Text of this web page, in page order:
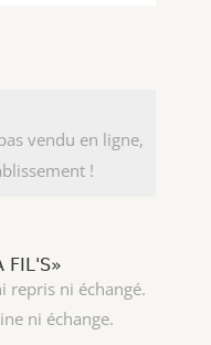
vendu en ligne,
!
FIL'S»
repris ni échangé.
ni échange.